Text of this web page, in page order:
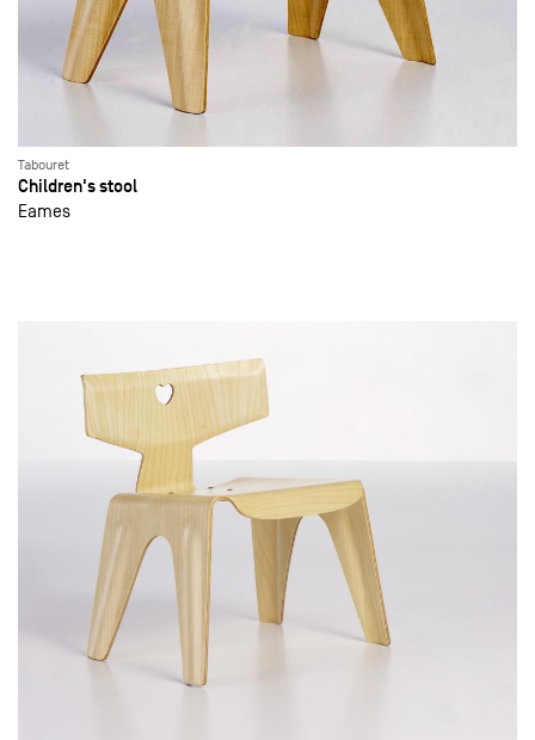
Tabouret
Children's stool
Eames